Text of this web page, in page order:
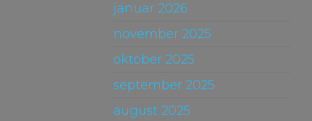
januar 2026
november 2025
oktober 2025
september 2025
august 2025